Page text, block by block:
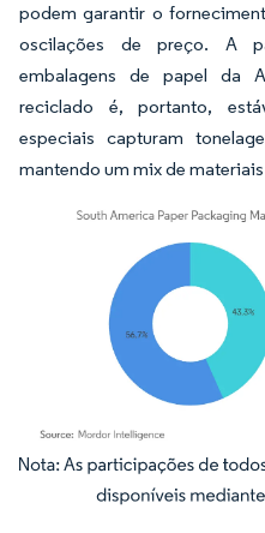
podem garantir o
oscilações de preço. A
embalagens de papel da
reciclado é, portanto,
especiais capturam
mantendo um mix de
Imagem © Mordor Intelligence. O